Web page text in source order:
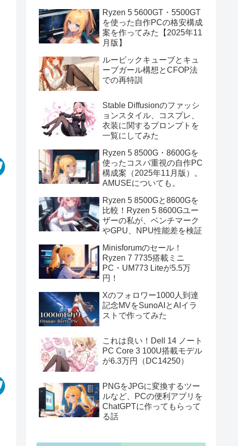
Ryzen 5 5600GT・5500GT
を使った自作PCの格安構成
案を作ってみた【2025年11
月版】
ルービックキューブとキュ
ーブガール構想とCFOP法
での再特訓
Stable Diffusionのファッシ
ョンスタイル、コスプレ、
衣装に関するプロンプトを
一覧にしてみた
Ryzen 5 8500G・8600Gを
使ったコスパ重視の自作PC
構成案（2025年11月版）。
AMUSEについても。
Ryzen 5 8500Gと8600Gを
比較！Ryzen 5 8600Gユー
ザーの私が、ベンチマーク
やGPU、NPU性能差を検証
Minisforumのセール！
Ryzen 7 7735搭載ミニ
PC・UM773 Liteが5.5万
円！
Xのフォロワー1000人到達
記念MVをSunoAIとAIイラ
ストで作ってみた
これは良い！Dell 14 ノート
PC Core 3 100U搭載モデル
が6.3万円（DC14250）
PNGをJPGに変換するツー
ルなど、PCの便利アプリを
ChatGPTに作ってもらって
る話